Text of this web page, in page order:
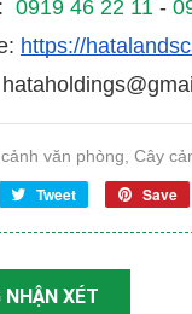
0919 46 22 11 -
https://
văn phòng, Cây
Tweet Save
NHẬN XÉT